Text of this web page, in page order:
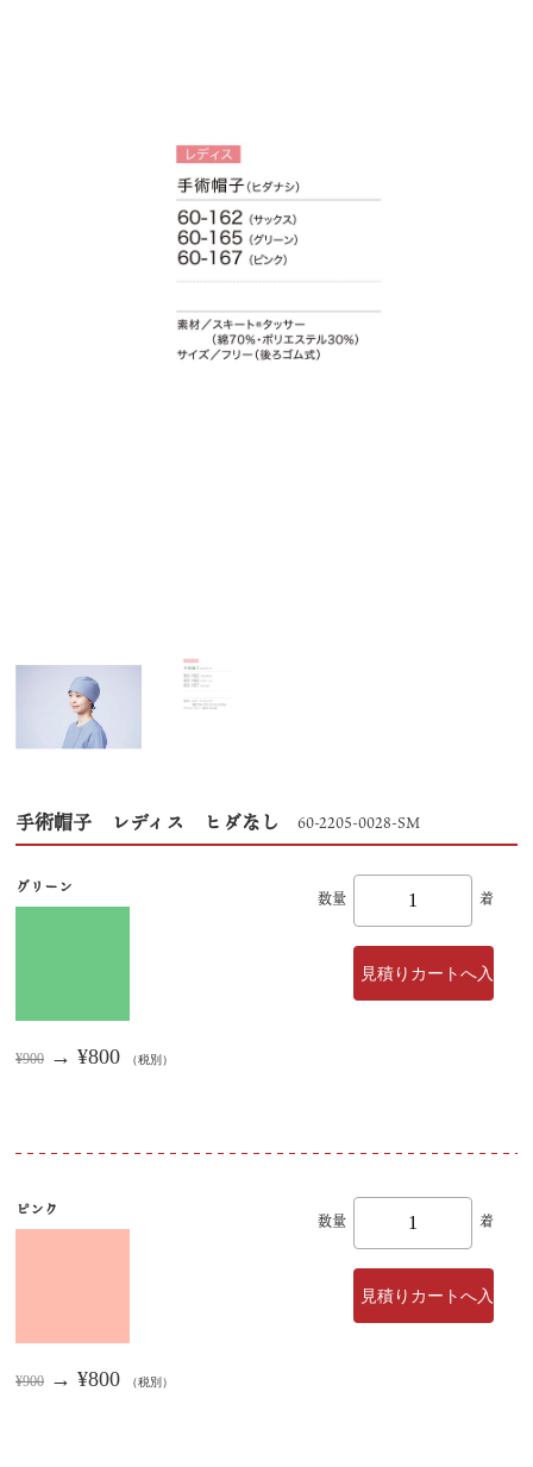
手術帽子 レディス ヒダなし 60-2205-0028-SM
グリーン
¥900 → ¥800 （税別）
数量 着
ピンク
¥900 → ¥800 （税別）
数量 着